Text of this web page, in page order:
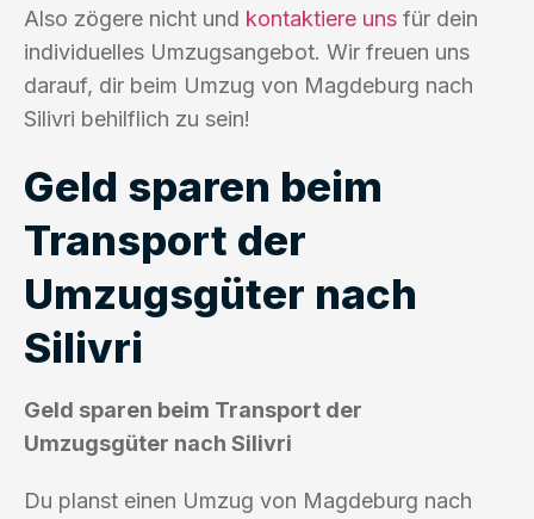
Also zögere nicht und kontaktiere uns für dein
individuelles Umzugsangebot. Wir freuen uns
darauf, dir beim Umzug von Magdeburg nach
Silivri behilflich zu sein!
Geld sparen beim
Transport der
Umzugsgüter nach
Silivri
Geld sparen beim Transport der
Umzugsgüter nach Silivri
Du planst einen Umzug von Magdeburg nach